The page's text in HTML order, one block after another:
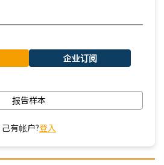
企业订阅
报告样本
己有帐户?登入